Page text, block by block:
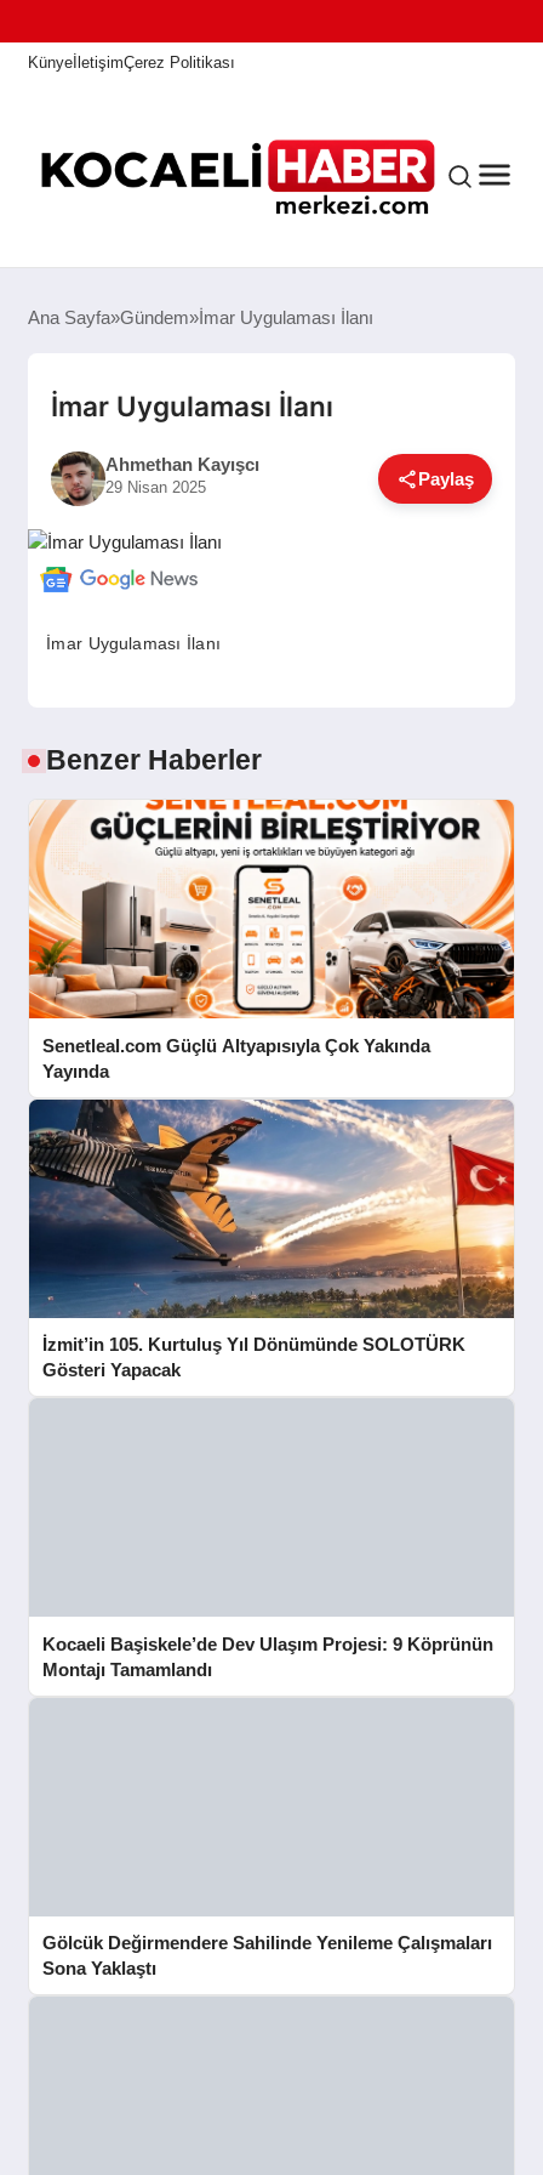
KünyeİletişimÇerez Politikası
ANASAYFA
KOCAELI HABER
ASAYIŞ
GÜNDEM
SIYASET
EKONOMI
DÜNYA
SAĞLIK
YAŞAM
Ana Sayfa Gündem İmar Uygulaması İlanı
İmar Uygulaması İlanı
Ahmethan Kayışcı
29 Nisan 2025 Paylaş
İmar Uygulaması İlanı
Benzer Haberler
Senetleal.com Güçlü Altyapısıyla Çok Yakında
Yayında
İzmit’in 105. Kurtuluş Yıl Dönümünde SOLOTÜRK
Gösteri Yapacak
Kocaeli Başiskele’de Dev Ulaşım Projesi: 9 Köprünün
Montajı Tamamlandı
Gölcük Değirmendere Sahilinde Yenileme Çalışmaları
Sona Yaklaştı